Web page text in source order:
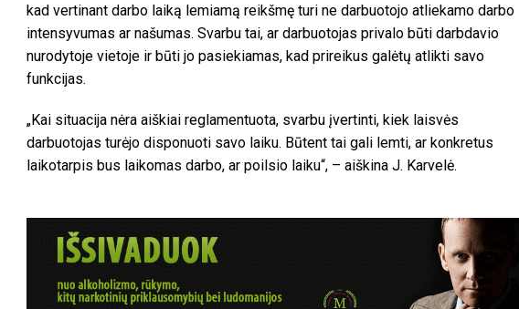
kad vertinant darbo laiką lemiamą reikšmę turi ne darbuotojo atliekamo darbo
intensyvumas ar našumas. Svarbu tai, ar darbuotojas privalo būti darbdavio
nurodytoje vietoje ir būti jo pasiekiamas, kad prireikus galėtų atlikti savo
funkcijas.
„Kai situacija nėra aiškiai reglamentuota, svarbu įvertinti, kiek laisvės
darbuotojas turėjo disponuoti savo laiku. Būtent tai gali lemti, ar konkretus
laikotarpis bus laikomas darbo, ar poilsio laiku“, – aiškina J. Karvelė.